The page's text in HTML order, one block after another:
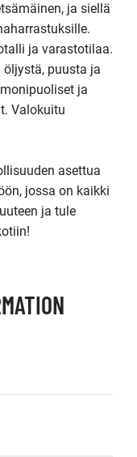
ja siellä
ja varastotilaa.
puusta ja
ja
Valokuitu
jossa on kaikki
ja tule